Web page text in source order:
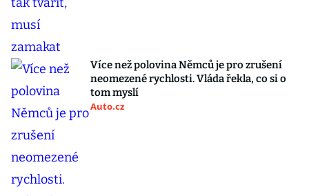
Více než polovina Němců je pro zrušení
neomezené rychlosti. Vláda řekla, co si o
tom myslí
Auto.cz